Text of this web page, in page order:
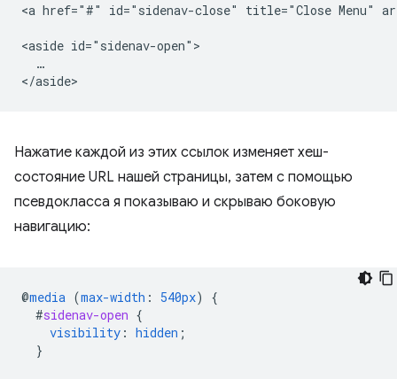
<a href="#" id="sidenav-close" title="Close Menu"
<aside id="sidenav-open">
  …
Нажатие каждой из этих ссылок изменяет хеш-
состояние URL нашей страницы, затем с помощью
псевдокласса я показываю и скрываю боковую
навигацию:
@media (max-width : 540px)
{
#sidenav-open {
visibility : hidden ;
}